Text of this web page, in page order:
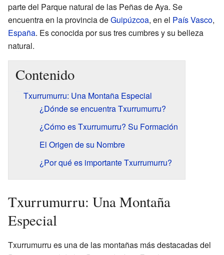
parte del Parque natural de las Peñas de Aya. Se
encuentra en la provincia deGuipúzcoa, en el País Vasco,
España. Es conocida por sus tres cumbres y su belleza
natural.
Contenido
Txurrumurru: Una Montaña Especial
¿Dónde se encuentra Txurrumurru?
¿Cómo es Txurrumurru? Su Formación
El Origen de su Nombre
¿Por qué es importante Txurrumurru?
Txurrumurru: Una Montaña
Especial
Txurrumurru es una de las montañas más destacadas del